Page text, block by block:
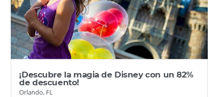
¡Descubre la magia de Disney con un 82%
de descuento!
Orlando, FL